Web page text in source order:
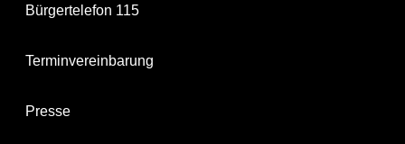
Bürgertelefon 115
Terminvereinbarung
Presse